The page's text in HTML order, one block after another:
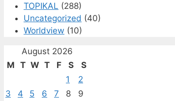
TOPIKAL (288)
Uncategorized (40)
Worldview (10)
August 2026
M T W T F S
S
1
2
3
4 5 6 7 8 9